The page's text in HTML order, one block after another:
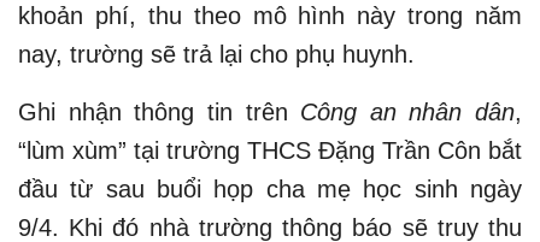
khoản phí, thu theo mô hình này trong năm
nay, trường sẽ trả lại cho phụ huynh.
Ghi nhận thông tin trên Công an nhân dân,
“lùm xùm” tại trường THCS Đặng Trần Côn bắt
đầu từ sau buổi họp cha mẹ học sinh ngày
9/4. Khi đó nhà trường thông báo sẽ truy thu